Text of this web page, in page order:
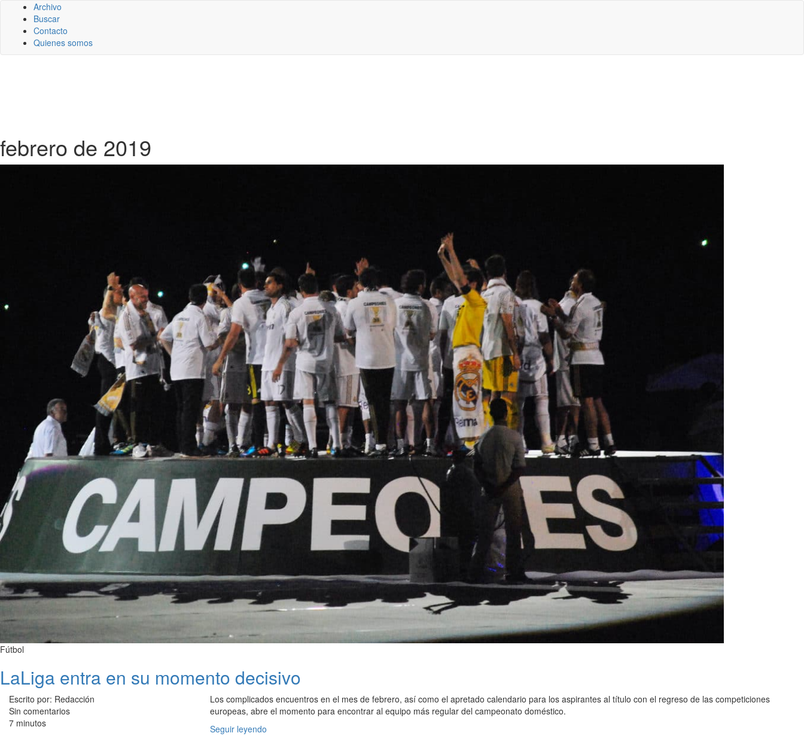
Archivo
Buscar
Contacto
Quienes somos
febrero de 2019
Fútbol
LaLiga entra en su momento decisivo
Escrito por: Redacción
Sin comentarios
7 minutos
Los complicados encuentros en el mes de febrero, así como el apretado calendario para los aspirantes al título con el regreso de las competiciones
europeas, abre el momento para encontrar al equipo más regular del campeonato doméstico.
Seguir leyendo